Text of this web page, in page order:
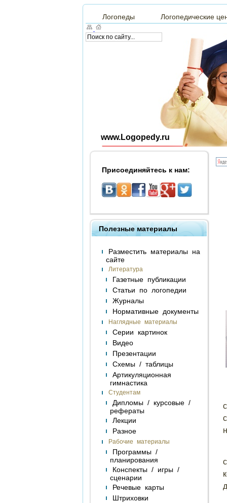
Логопеды Логопедические
www.Logopedy.ru
Присоединяйтесь к нам:
Полезные материалы
Разместить материалы на
сайте
Литература
Газетные публикации
Статьи по логопедии
Журналы
Нормативные документы
Наглядные материалы
Серии картинок
Видео
Презентации
Схемы / таблицы
Артикуляционная
гимнастика
Студентам
Дипломы / курсовые /
рефераты
Лекции
Разное
Рабочие материалы
Программы /
планирования
Конспекты / игры /
сценарии
Речевые карты
Штриховки